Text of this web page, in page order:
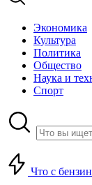
Экономика
Культура
Политика
Общество
Наука и
Спорт
Что с